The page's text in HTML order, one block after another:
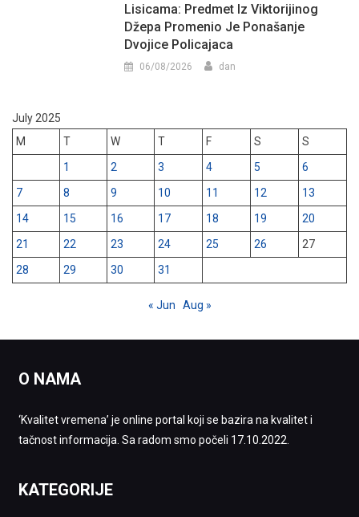
Lisicama: Predmet Iz Viktorijinog
Džepa Promenio Je Ponašanje
Dvojice Policajaca
06/08/2026 dan
July 2025
M
T W T F S
S
1
2 3 4 5
6
7
8 9 10 11 12
13
14
15 16 17 18 19
20
21
22 23 24 25 26
27
28
29 30 31
« Jun Aug »
O NAMA
‘Kvalitet vremena’ je online portal koji se bazira na kvalitet i
tačnost informacija. Sa radom smo počeli 17.10.2022.
KATEGORIJE